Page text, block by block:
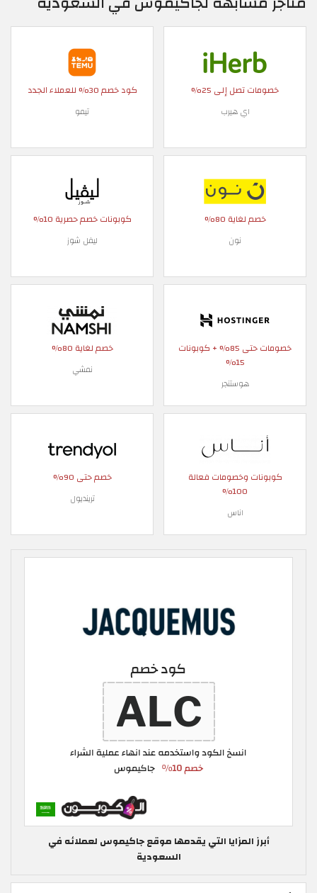
خصومات تصل إلى 25%
اي هيرب
كود خصم 30% للعملاء الجدد
تيمو
خصم لغاية 80%
نون
كوبونات خصم حصرية 10%
ليفل شوز
خصومات حتى 85% + كوبونات
15%
هوستنجر
خصم لغاية 80%
نمشي
كوبونات وخصومات فعالة
100%
اناس
خصم حتى 90%
ترينديول
أبرز المزايا التي يقدمها موقع جاكيموس لعملائه في
السعودية